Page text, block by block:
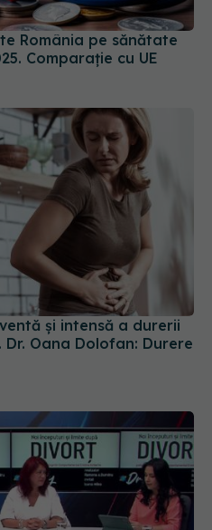
Comparație cu UE
și intensă a durerii
Oana Dolofan: Durere